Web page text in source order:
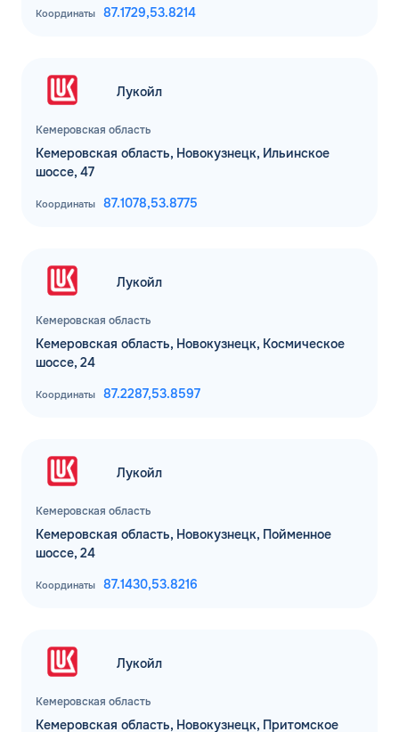
Координаты 87.1729,53.8214
Кемеровская область
Лукойл
Кемеровская область, Новокузнецк, Ильинское
шоссе, 47
Координаты 87.1078,53.8775
Кемеровская область
Лукойл
Кемеровская область, Новокузнецк, Космическое
шоссе, 24
Координаты 87.2287,53.8597
Кемеровская область
Лукойл
Кемеровская область, Новокузнецк, Пойменное
шоссе, 24
Координаты 87.1430,53.8216
Кемеровская область
Лукойл
Кемеровская область, Новокузнецк, Притомское
ОБРАТНЫЙ ЗВОНОК
Имя*
Спасибо! Ваша заявка принята.